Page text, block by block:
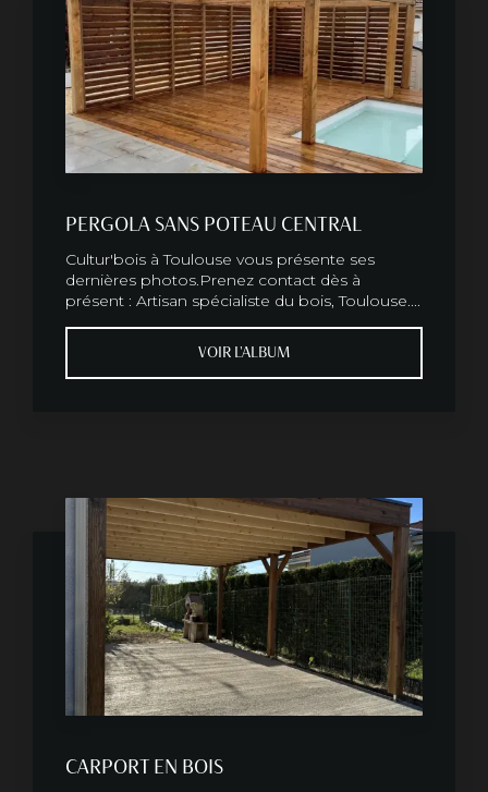
PERGOLA SANS POTEAU CENTRAL
Cultur'bois à Toulouse vous présente ses
dernières photos.Prenez contact dès à
présent : Artisan spécialiste du bois, Toulouse....
VOIR L'ALBUM
CARPORT EN BOIS